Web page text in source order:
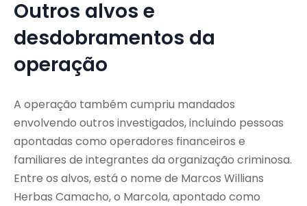
Outros alvos e
desdobramentos da
operação
A operação também cumpriu mandados
envolvendo outros investigados, incluindo pessoas
apontadas como operadores financeiros e
familiares de integrantes da organização criminosa.
Entre os alvos, está o nome de Marcos Willians
Herbas Camacho, o Marcola, apontado como